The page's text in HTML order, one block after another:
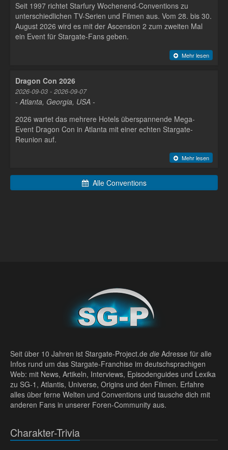
Seit 1997 richtet Starfury Wochenend-Conventions zu
unterschiedlichen TV-Serien und Filmen aus. Vom 28. bis 30.
August 2026 wird es mit der Ascension 2 zum zweiten Mal
ein Event für Stargate-Fans geben.
Mehr lesen
Dragon Con 2026
2026-09-03 - 2026-09-07
- Atlanta, Georgia, USA -
2026 wartet das mehrere Hotels überspannende Mega-
Event Dragon Con in Atlanta mit einer echten Stargate-
Reunion auf.
Mehr lesen
Alle Conventions
Seit über 10 Jahren ist Stargate-Project.de die Adresse für alle
Infos rund um das Stargate-Franchise im deutschsprachigen
Web: mit News, Artikeln, Interviews, Episodenguides und Lexika
zu SG-1, Atlantis, Universe, Origins und den Filmen. Erfahre
alles über ferne Welten und Conventions und tausche dich mit
anderen Fans in unserer Foren-Community aus.
Charakter-Trivia